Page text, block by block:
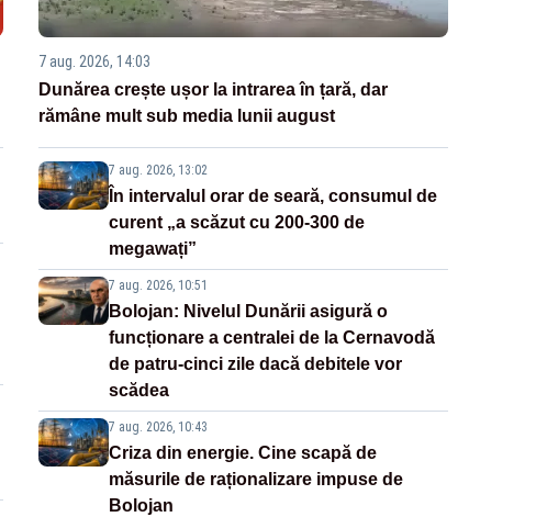
7 aug. 2026, 14:03
Dunărea crește ușor la intrarea în țară, dar
rămâne mult sub media lunii august
7 aug. 2026, 13:02
În intervalul orar de seară, consumul de
curent „a scăzut cu 200-300 de
megawați”
7 aug. 2026, 10:51
Bolojan: Nivelul Dunării asigură o
funcționare a centralei de la Cernavodă
de patru-cinci zile dacă debitele vor
scădea
7 aug. 2026, 10:43
Criza din energie. Cine scapă de
măsurile de raționalizare impuse de
Bolojan